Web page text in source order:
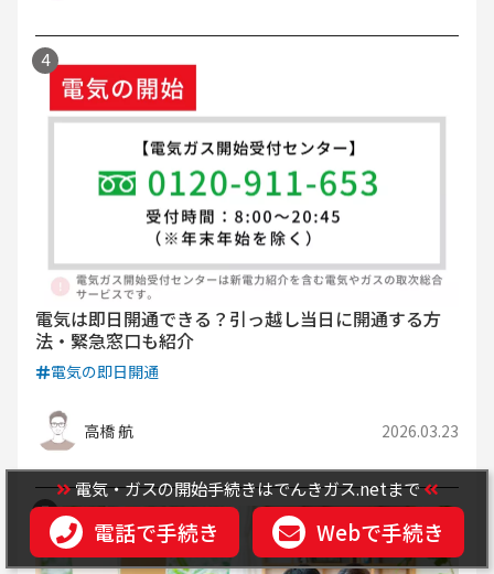
電気は即日開通できる？引っ越し当日に開通する方
法・緊急窓口も紹介
電気の即日開通
高橋 航 2026.03.23
電気・ガスの開始手続きはでんきガス.netまで
電話で手続き Webで手続き